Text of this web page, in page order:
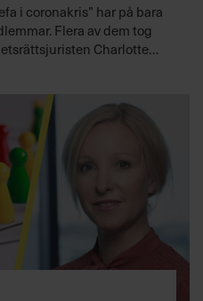
i coronakris” har på bara
Flera av dem tog
Charlotte